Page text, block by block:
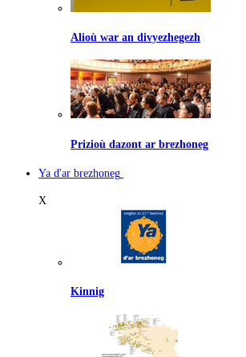
Alioù war an divyezhegezh
Prizioù dazont ar brezhoneg
Ya d'ar brezhoneg
X
Kinnig